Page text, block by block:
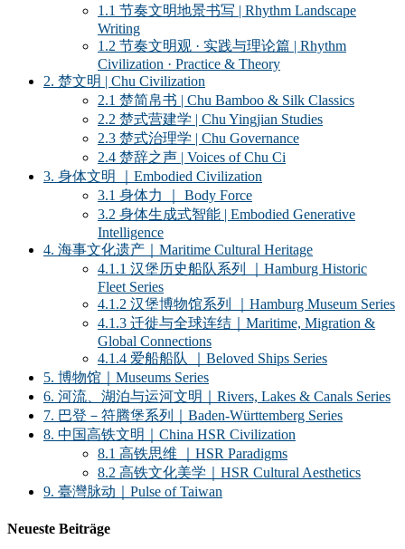
1.1 节奏文明地景书写 | Rhythm Landscape
Writing
1.2 节奏文明观 · 实践与理论篇 | Rhythm
Civilization · Practice & Theory
2. 楚文明 | Chu Civilization
2.1 楚简帛书 | Chu Bamboo & Silk Classics
2.2 楚式营建学 | Chu Yingjian Studies
2.3 楚式治理学 | Chu Governance
2.4 楚辞之声 | Voices of Chu Ci
3. 身体文明 ｜Embodied Civilization
3.1 身体力 ｜ Body Force
3.2 身体生成式智能 | Embodied Generative
Intelligence
4. 海事文化遗产｜Maritime Cultural Heritage
4.1.1 汉堡历史船队系列 ｜Hamburg Historic
Fleet Series
4.1.2 汉堡博物馆系列 ｜Hamburg Museum Series
4.1.3 迁徙与全球连结｜Maritime, Migration &
Global Connections
4.1.4 爱船船队 ｜Beloved Ships Series
5. 博物馆｜Museums Series
6. 河流、湖泊与运河文明｜Rivers, Lakes & Canals Series
7. 巴登－符腾堡系列｜Baden-Württemberg Series
8. 中国高铁文明｜China HSR Civilization
8.1 高铁思维 ｜HSR Paradigms
8.2 高铁文化美学｜HSR Cultural Aesthetics
9. 臺灣脉动｜Pulse of Taiwan
Neueste Beiträge